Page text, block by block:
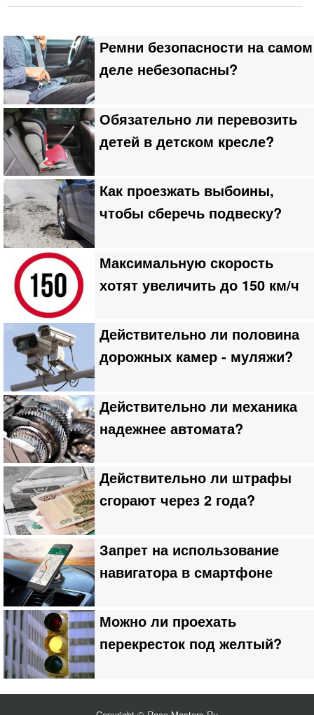
Ремни безопасности на самом
деле небезопасны?
Обязательно ли перевозить
детей в детском кресле?
Как проезжать выбоины,
чтобы сберечь подвеску?
Максимальную скорость
хотят увеличить до 150 км/ч
Действительно ли половина
дорожных камер - муляжи?
Действительно ли механика
надежнее автомата?
Действительно ли штрафы
сгорают через 2 года?
Запрет на использование
навигатора в смартфоне
Можно ли проехать
перекресток под желтый?